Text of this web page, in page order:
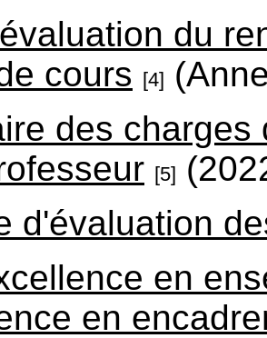
du
cours [4]
des
[5]
d'évaluation
en
en